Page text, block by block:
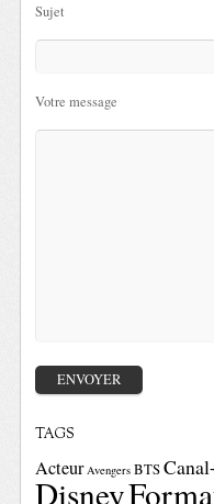
Sujet
Votre message
TAGS
Acteur Avengers BTS
Disney